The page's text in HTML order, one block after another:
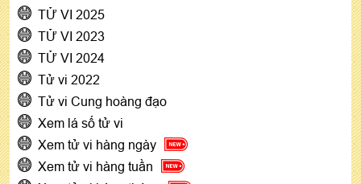
TỬ VI 2025
TỬ VI 2023
TỬ VI 2024
Tử vi 2022
Tử vi Cung hoàng đạo
Xem lá số tử vi
Xem tử vi hàng ngày
Xem tử vi hàng tuần